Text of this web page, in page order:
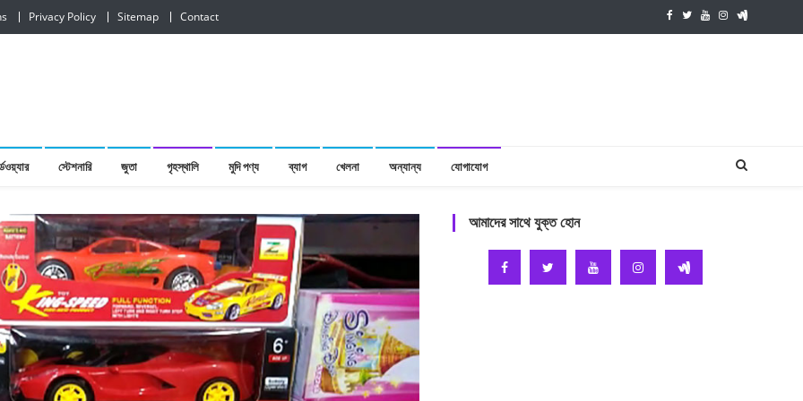
Privacy Policy Sitemap Contact
স্টেশনারি জুতা গৃহস্থালি মুদি পণ্য ব্যাগ খেলনা অন্যান্য যোগাযোগ
আমাদের সাথে যুক্ত হোন